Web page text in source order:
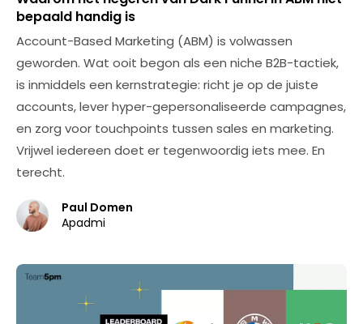
bepaald handig is
Account-Based Marketing (ABM) is volwassen
geworden. Wat ooit begon als een niche B2B-tactiek,
is inmiddels een kernstrategie: richt je op de juiste
accounts, lever hyper-gepersonaliseerde campagnes,
en zorg voor touchpoints tussen sales en marketing.
Vrijwel iedereen doet er tegenwoordig iets mee. En
terecht.
Paul Domen
Apadmi